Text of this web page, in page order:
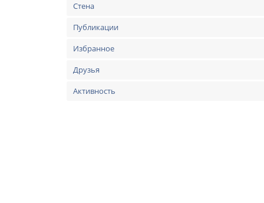
Стена
Публикации
Избранное
Друзья
Активность